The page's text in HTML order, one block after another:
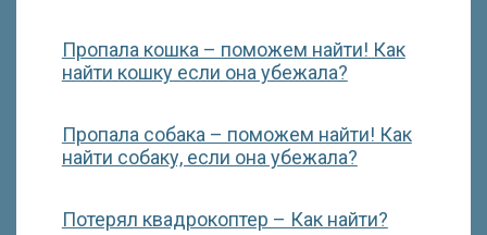
Пропала кошка – поможем найти! Как
найти кошку если она убежала?
Пропала собака – поможем найти! Как
найти собаку, если она убежала?
Потерял квадрокоптер – Как найти?